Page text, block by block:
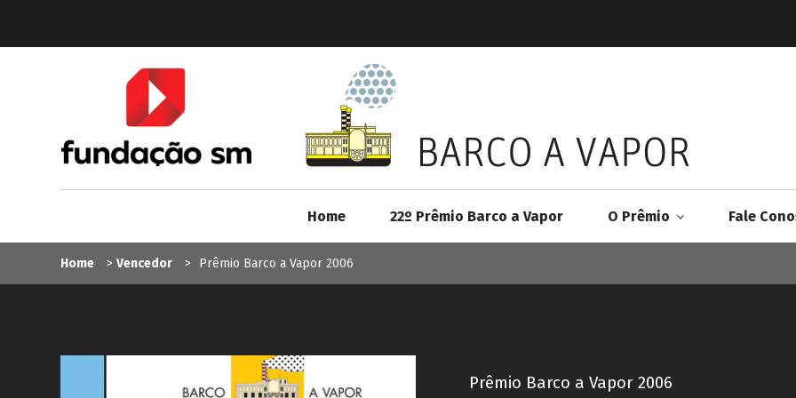
Home 22º Prêmio Barco a Vapor O Prêmio Fale
Home > Vencedor > Prêmio Barco a Vapor 2006
Prêmio Barco a Vapor 2006